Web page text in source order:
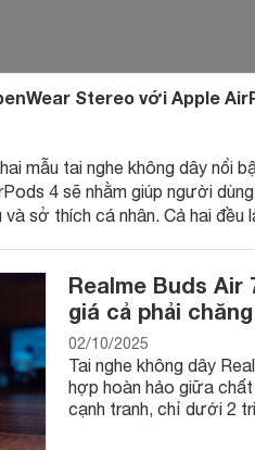
Stereo với Apple
mẫu tai nghe không dây nổi
4 sẽ nhằm giúp người
sở thích cá nhân. Cả hai đều
Realme Buds
giá cả phải chăng
02/10/2025
Tai nghe không dây
hợp hoàn hảo giữa
cạnh tranh, chỉ dưới 2